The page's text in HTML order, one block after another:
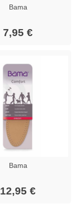
Bama
7,95 €
Bama
12,95 €